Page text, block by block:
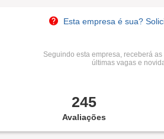
Esta empresa é sua?
Seguindo esta empresa, receberá as
últimas vagas e
245
Avaliações